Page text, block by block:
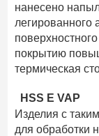
нанесено
покрытию
термическая
HSS E VAP
Изделия с
для обработки